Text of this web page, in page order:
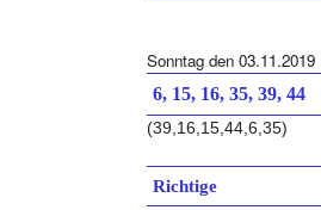
Sonntag den 03.11.2019
6, 15, 16, 35, 39, 44
(39,16,15,44,6,35)
Richtige